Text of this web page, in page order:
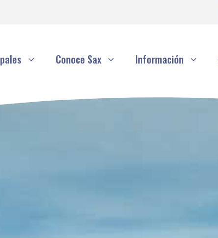
Conoce Sax Información